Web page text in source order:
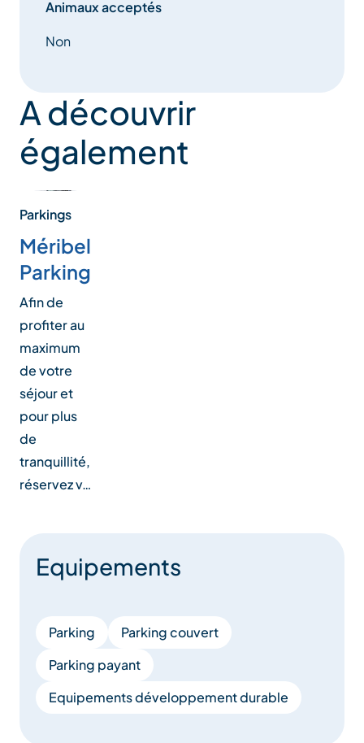
Animaux acceptés
Non
A découvrir
également
Parkings
Méribel
Parking
Afin de
profiter au
maximum
de votre
séjour et
pour plus
de
tranquillité,
réservez v…
Equipements
Parking
Parking couvert
Parking payant
Equipements développement durable